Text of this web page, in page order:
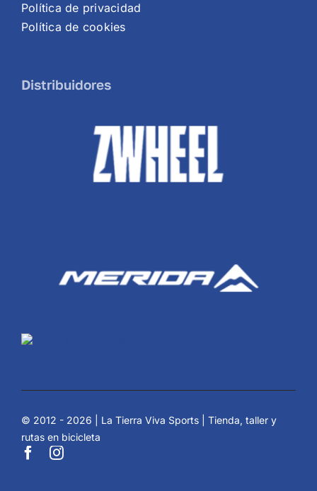
Política de privacidad
Política de cookies
Distribuidores
© 2012 - 2026 | La Tierra Viva Sports | Tienda, taller y
rutas en bicicleta